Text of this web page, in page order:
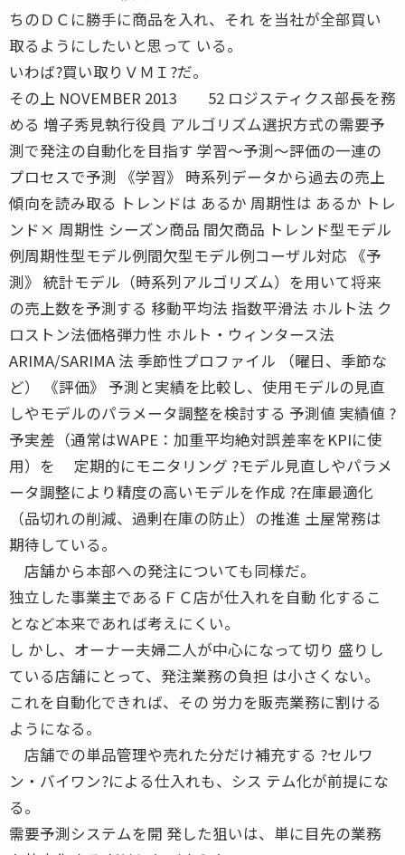
ちのＤＣに勝手に商品を入れ、それ を当社が全部買い
取るようにしたいと思って いる。
いわば?買い取りＶＭＩ?だ。
その上 NOVEMBER 2013 52 ロジスティクス部長を務
める 増子秀見執行役員 アルゴリズム選択方式の需要予
測で発注の自動化を目指す 学習〜予測〜評価の一連の
プロセスで予測 《学習》 時系列データから過去の売上
傾向を読み取る トレンドは あるか 周期性は あるか トレ
ンド× 周期性 シーズン商品 間欠商品 トレンド型モデル
例周期性型モデル例間欠型モデル例コーザル対応 《予
測》 統計モデル（時系列アルゴリズム）を用いて将来
の売上数を予測する 移動平均法 指数平滑法 ホルト法 ク
ロストン法価格弾力性 ホルト・ウィンタース法
ARIMA/SARIMA 法 季節性プロファイル （曜日、季節な
ど） 《評価》 予測と実績を比較し、使用モデルの見直
しやモデルのパラメータ調整を検討する 予測値 実績値 ?
予実差（通常はWAPE：加重平均絶対誤差率をKPIに使
用）を 定期的にモニタリング ?モデル見直しやパラメ
ータ調整により精度の高いモデルを作成 ?在庫最適化
（品切れの削減、過剰在庫の防止）の推進 土屋常務は
期待している。
店舗から本部への発注についても同様だ。
独立した事業主であるＦＣ店が仕入れを自動 化するこ
となど本来であれば考えにくい。
し かし、オーナー夫婦二人が中心になって切り 盛りし
ている店舗にとって、発注業務の負担 は小さくない。
これを自動化できれば、その 労力を販売業務に割ける
ようになる。
店舗での単品管理や売れた分だけ補充する ?セルワ
ン・バイワン?による仕入れも、シス テム化が前提にな
る。
需要予測システムを開 発した狙いは、単に目先の業務